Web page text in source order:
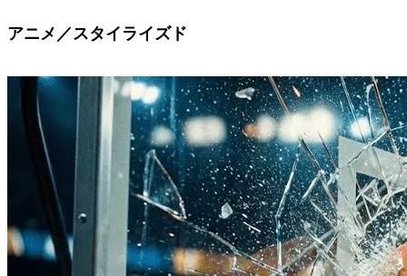
アニメ／スタイライズド